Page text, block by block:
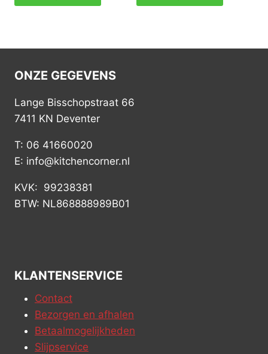
ONZE GEGEVENS
Lange Bisschopstraat 66
7411 KN Deventer
T: 06 41660020
E: info@kitchencorner.nl
KVK: 99238381
BTW: NL868888989B01
KLANTENSERVICE
Contact
Bezorgen en afhalen
Betaalmogelijkheden
Slijpservice